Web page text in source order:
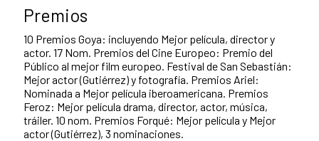
Premios
10 Premios Goya: incluyendo Mejor película, director y
actor. 17 Nom. Premios del Cine Europeo: Premio del
Público al mejor film europeo. Festival de San Sebastián:
Mejor actor (Gutiérrez) y fotografía. Premios Ariel:
Nominada a Mejor película iberoamericana. Premios
Feroz: Mejor película drama, director, actor, música,
tráiler. 10 nom. Premios Forqué: Mejor película y Mejor
actor (Gutiérrez), 3 nominaciones.